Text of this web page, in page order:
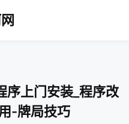
序上门安装_程序改
-牌局技巧